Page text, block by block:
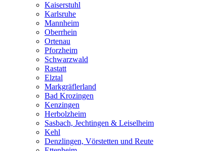
Kaiserstuhl
Karlsruhe
Mannheim
Oberrhein
Ortenau
Pforzheim
Schwarzwald
Rastatt
Elztal
Markgräflerland
Bad Krozingen
Kenzingen
Herbolzheim
Sasbach, Jechtingen & Leiselheim
Kehl
Denzlingen, Vörstetten und Reute